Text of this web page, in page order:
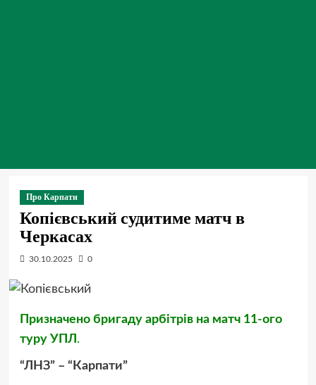
Про Карпати
Копієвський судитиме матч в
Черкасах
30.10.2025 0
Призначено бригаду арбітрів на матч 11-ого
туру УПЛ .
“ЛНЗ” – “Карпати”